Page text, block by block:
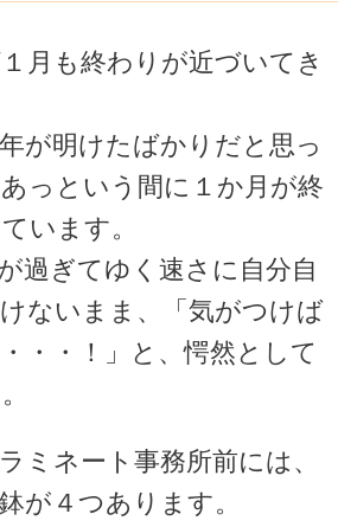
月も終わりが近づいてき
が明けたばかりだと思っ
っという間に１か月が終
います。
過ぎてゆく速さに自分自
ないまま、「気がつけば
・・！」と、愕然として
ミネート事務所前には、
が４つあります。